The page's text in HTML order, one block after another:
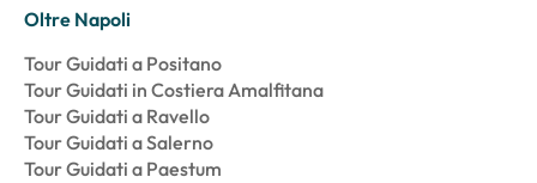
Oltre Napoli
Tour Guidati a Positano
Tour Guidati in Costiera Amalfitana
Tour Guidati a Ravello
Tour Guidati a Salerno
Tour Guidati a Paestum